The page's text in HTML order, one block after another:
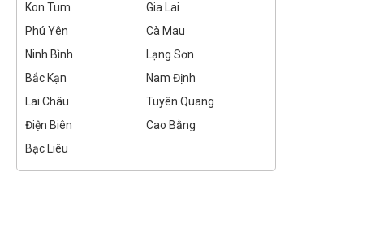
Kon Tum
Gia Lai
Phú Yên
Cà Mau
Ninh Bình
Lạng Sơn
Bắc Kạn
Nam Định
Lai Châu
Tuyên Quang
Điện Biên
Cao Bằng
Bạc Liêu